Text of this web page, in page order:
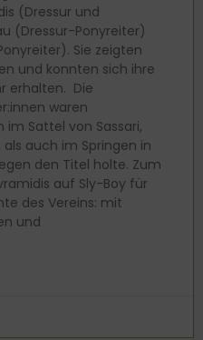
(Dressur und
(Dressur-Ponyreiter)
Sie zeigten
und konnten sich ihre
erhalten. Die
waren
im Sattel von Sassari,
auch im Springen in
den Titel holte. Zum
auf Sly-Boy für
des Vereins: mit
und